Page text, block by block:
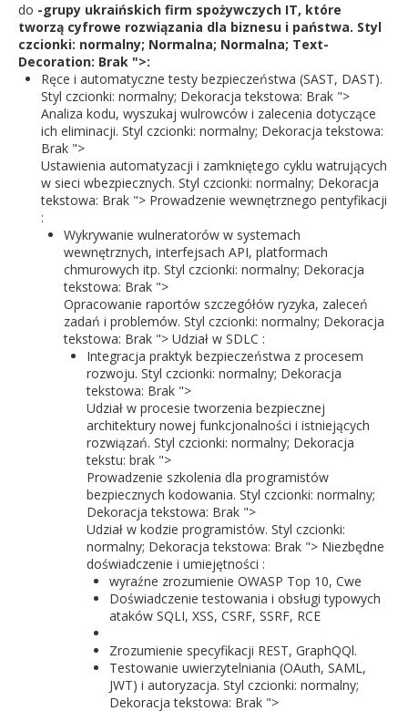
do -grupy ukraińskich firm spożywczych IT, które
tworzą cyfrowe rozwiązania dla biznesu i państwa. Styl
czcionki: normalny; Normalna; Normalna; Text-
Decoration: Brak ">:
Ręce i automatyczne testy bezpieczeństwa (SAST, DAST).
Styl czcionki: normalny; Dekoracja tekstowa: Brak ">
Analiza kodu, wyszukaj wulrowców i zalecenia dotyczące
ich eliminacji. Styl czcionki: normalny; Dekoracja tekstowa:
Brak ">
Ustawienia automatyzacji i zamkniętego cyklu watrujących
w sieci wbezpiecznych. Styl czcionki: normalny; Dekoracja
tekstowa: Brak "> Prowadzenie wewnętrznego pentyfikacji
:
Wykrywanie wulneratorów w systemach
wewnętrznych, interfejsach API, platformach
chmurowych itp. Styl czcionki: normalny; Dekoracja
tekstowa: Brak ">
Opracowanie raportów szczegółów ryzyka, zaleceń
zadań i problemów. Styl czcionki: normalny; Dekoracja
tekstowa: Brak "> Udział w SDLC :
Integracja praktyk bezpieczeństwa z procesem
rozwoju. Styl czcionki: normalny; Dekoracja
tekstowa: Brak ">
Udział w procesie tworzenia bezpiecznej
architektury nowej funkcjonalności i istniejących
rozwiązań. Styl czcionki: normalny; Dekoracja
tekstu: brak ">
Prowadzenie szkolenia dla programistów
bezpiecznych kodowania. Styl czcionki: normalny;
Dekoracja tekstowa: Brak ">
Udział w kodzie programistów. Styl czcionki:
normalny; Dekoracja tekstowa: Brak "> Niezbędne
doświadczenie i umiejętności :
wyraźne zrozumienie OWASP Top 10, Cwe
Doświadczenie testowania i obsługi typowych
ataków SQLI, XSS, CSRF, SSRF, RCE
Zrozumienie specyfikacji REST, GraphQQl.
Testowanie uwierzytelniania (OAuth, SAML,
JWT) i autoryzacja. Styl czcionki: normalny;
Dekoracja tekstowa: Brak ">